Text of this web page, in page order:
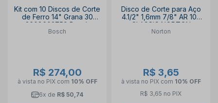
Kit com 10 Discos de Corte
de Ferro 14" Grana 30
2608602759 Bosch
Bosch
R$ 274,00
à vista no PIX com 10% OFF
6x de R$ 50,74
Disco de Corte para Aço
4.1/2" 1,6mm 7/8" AR 102
CLASSIC NORTON
Norton
R$ 3,65
à vista no PIX com 10% OFF
R$ 3,65 no PIX